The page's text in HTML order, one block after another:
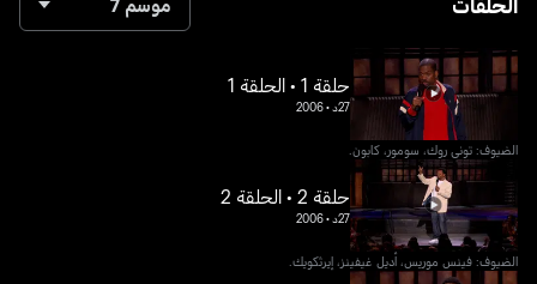
موسم 7
حلقة 1 • الحلقة 1
27د •
2006
الضيوف: توني روك، سومور، كابون.
حلقة 2 • الحلقة 2
27د •
2006
الضيوف: فينس موريس، أديل غيفينز، إيرثكويك.